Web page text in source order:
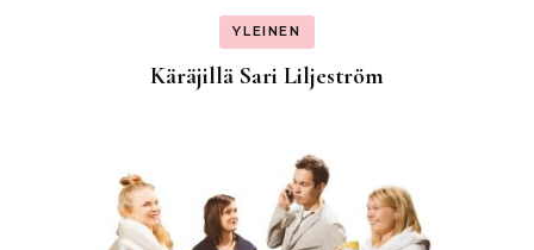
YLEINEN
Käräjillä Sari Liljeström